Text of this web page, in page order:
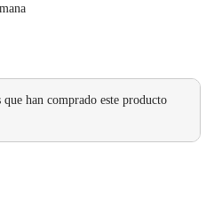
han comprado este producto